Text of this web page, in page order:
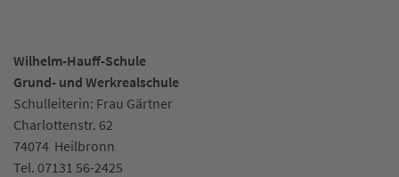
Wilhelm-Hauff-Schule
Grund- und Werkrealschule
Schulleiterin: Frau Gärtner
Charlottenstr. 62
74074 Heilbronn
Tel. 07131 56-2425